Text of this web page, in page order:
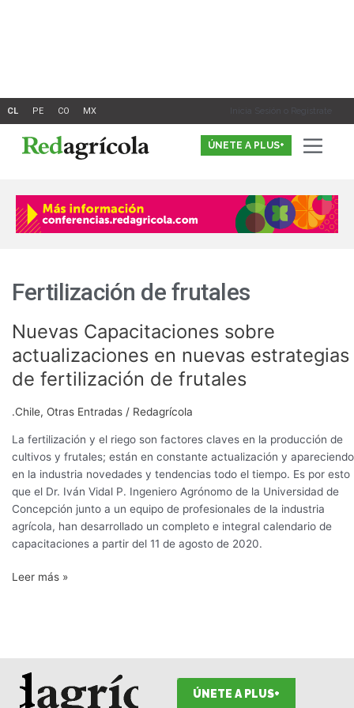
Inicia Sesión o Registrate
ÚNETE A PLUS+
Fertilización de frutales
Nuevas Capacitaciones sobre
actualizaciones en nuevas estrategias
de fertilización de frutales
.Chile, Otras Entradas / Redagrícola
La fertilización y el riego son factores claves en la producción de
cultivos y frutales; están en constante actualización y apareciendo
en la industria novedades y tendencias todo el tiempo. Es por esto
que el Dr. Iván Vidal P. Ingeniero Agrónomo de la Universidad de
Concepción junto a un equipo de profesionales de la industria
agrícola, han desarrollado un completo e integral calendario de
capacitaciones a partir del 11 de agosto de 2020.
Nuevas
Capacitaciones
sobre
actualizaciones
nuevas
estrategias
fertilización
frutales
Leer más »
ÚNETE A PLUS+